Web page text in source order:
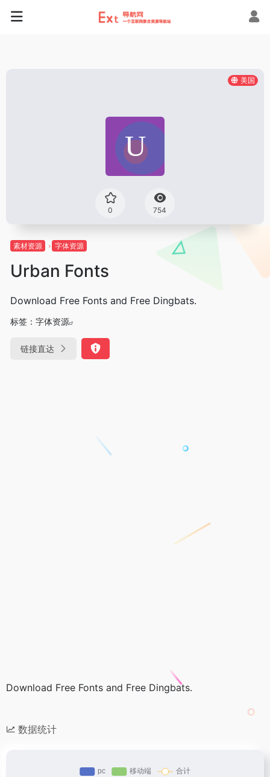
美国
0 754
素材资源 字体资源
Urban Fonts
Download Free Fonts and Free Dingbats.
标签： 字体资源
链接直达
Download Free Fonts and Free Dingbats.
数据统计